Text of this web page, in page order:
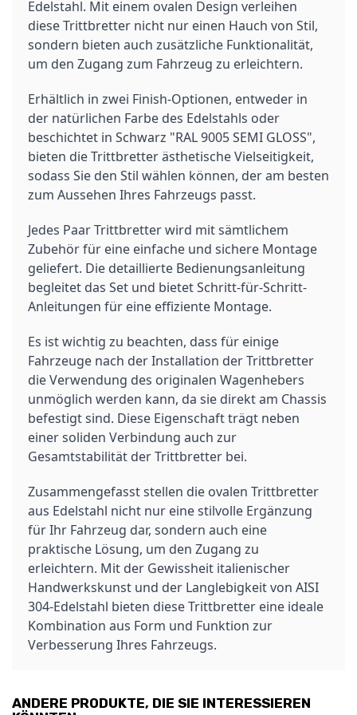
Edelstahl. Mit einem ovalen Design verleihen
diese Trittbretter nicht nur einen Hauch von Stil,
sondern bieten auch zusätzliche Funktionalität,
um den Zugang zum Fahrzeug zu erleichtern.
Erhältlich in zwei Finish-Optionen, entweder in
der natürlichen Farbe des Edelstahls oder
beschichtet in Schwarz "RAL 9005 SEMI GLOSS",
bieten die Trittbretter ästhetische Vielseitigkeit,
sodass Sie den Stil wählen können, der am besten
zum Aussehen Ihres Fahrzeugs passt.
Jedes Paar Trittbretter wird mit sämtlichem
Zubehör für eine einfache und sichere Montage
geliefert. Die detaillierte Bedienungsanleitung
begleitet das Set und bietet Schritt-für-Schritt-
Anleitungen für eine effiziente Montage.
Es ist wichtig zu beachten, dass für einige
Fahrzeuge nach der Installation der Trittbretter
die Verwendung des originalen Wagenhebers
unmöglich werden kann, da sie direkt am Chassis
befestigt sind. Diese Eigenschaft trägt neben
einer soliden Verbindung auch zur
Gesamtstabilität der Trittbretter bei.
Zusammengefasst stellen die ovalen Trittbretter
aus Edelstahl nicht nur eine stilvolle Ergänzung
für Ihr Fahrzeug dar, sondern auch eine
praktische Lösung, um den Zugang zu
erleichtern. Mit der Gewissheit italienischer
Handwerkskunst und der Langlebigkeit von AISI
304-Edelstahl bieten diese Trittbretter eine ideale
Kombination aus Form und Funktion zur
Verbesserung Ihres Fahrzeugs.
ANDERE PRODUKTE, DIE SIE INTERESSIEREN